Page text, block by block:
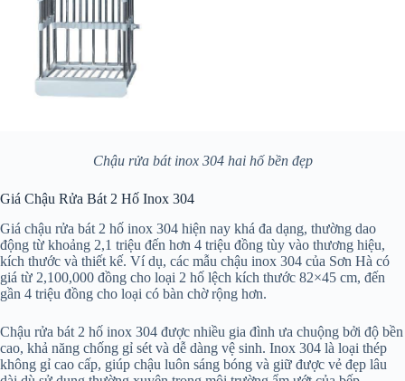
Chậu rửa bát inox 304 hai hố bền đẹp
Giá Chậu Rửa Bát 2 Hố Inox 304
Giá chậu rửa bát 2 hố inox 304 hiện nay khá đa dạng, thường dao
động từ khoảng 2,1 triệu đến hơn 4 triệu đồng tùy vào thương hiệu,
kích thước và thiết kế. Ví dụ, các mẫu chậu inox 304 của Sơn Hà có
giá từ 2,100,000 đồng cho loại 2 hố lệch kích thước 82×45 cm, đến
gần 4 triệu đồng cho loại có bàn chờ rộng hơn.
Chậu rửa bát 2 hố inox 304 được nhiều gia đình ưa chuộng bởi độ bền
cao, khả năng chống gỉ sét và dễ dàng vệ sinh. Inox 304 là loại thép
không gỉ cao cấp, giúp chậu luôn sáng bóng và giữ được vẻ đẹp lâu